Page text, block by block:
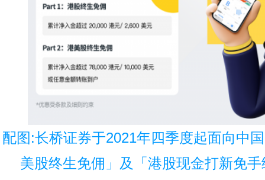
配图:长桥证券于2021年四季度起面向中
美股终生免佣」及「港股现金打新免